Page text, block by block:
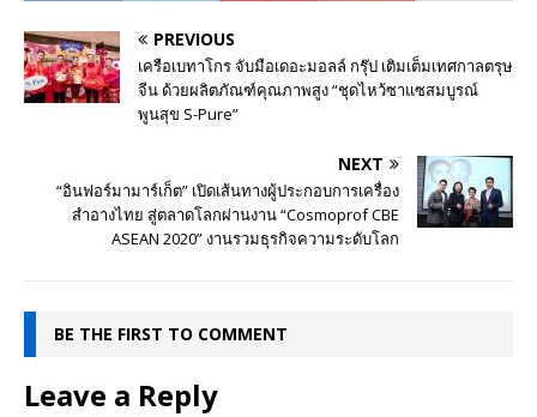
PREVIOUS
เครือเบทาโกร จับมือเดอะมอลล์ กรุ๊ป เติมเต็มเทศกาลตรุษ
จีน ด้วยผลิตภัณฑ์คุณภาพสูง “ชุดไหว้ซาแซสมบูรณ์
พูนสุข S-Pure”
NEXT
“อินฟอร์มามาร์เก็ต” เปิดเส้นทางผู้ประกอบการเครื่อง
สำอางไทย สู่ตลาดโลกผ่านงาน “Cosmoprof CBE
ASEAN 2020” งานรวมธุรกิจความระดับโลก
BE THE FIRST TO COMMENT
Leave a Reply